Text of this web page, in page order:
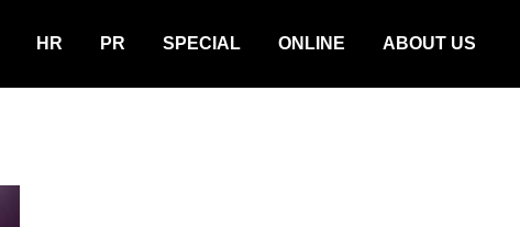
HR PR SPECIAL ONLINE ABOUT US